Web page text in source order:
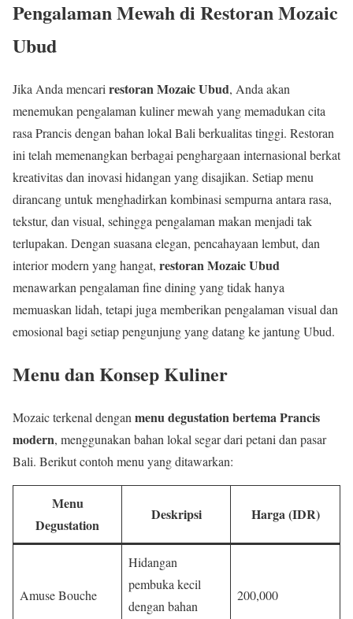
Pengalaman Mewah di Restoran Mozaic
Ubud
Jika Anda mencari restoran Mozaic Ubud, Anda akan
menemukan pengalaman kuliner mewah yang memadukan cita
rasa Prancis dengan bahan lokal Bali berkualitas tinggi. Restoran
ini telah memenangkan berbagai penghargaan internasional berkat
kreativitas dan inovasi hidangan yang disajikan. Setiap menu
dirancang untuk menghadirkan kombinasi sempurna antara rasa,
tekstur, dan visual, sehingga pengalaman makan menjadi tak
terlupakan. Dengan suasana elegan, pencahayaan lembut, dan
interior modern yang hangat, restoran Mozaic Ubud
menawarkan pengalaman fine dining yang tidak hanya
memuaskan lidah, tetapi juga memberikan pengalaman visual dan
emosional bagi setiap pengunjung yang datang ke jantung Ubud.
Menu dan Konsep Kuliner
Mozaic terkenal denganmenu degustation bertema Prancis
modern, menggunakan bahan lokal segar dari petani dan pasar
Bali. Berikut contoh menu yang ditawarkan:
Menu
Degustation
Deskripsi Harga (IDR)
Amuse Bouche
Hidangan
pembuka kecil
dengan bahan
200,000